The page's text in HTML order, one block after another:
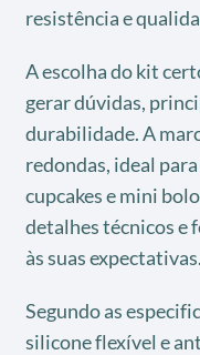
resistência e
A escolha do kit
gerar dúvidas,
durabilidade. A
redondas, ideal
cupcakes e mini
detalhes técnicos e
às suas expectativas.
Segundo as
silicone flexível e